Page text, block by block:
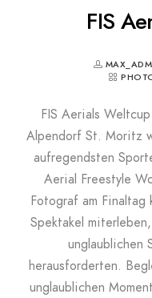
FIS
FIS Aerials
Alpendorf St. Moritz
aufregendsten
Aerial Freestyle
Fotograf am Finaltag
Spektakel
unglaublichen
herausforderten.
unglaublichen